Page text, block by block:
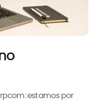
estamos por